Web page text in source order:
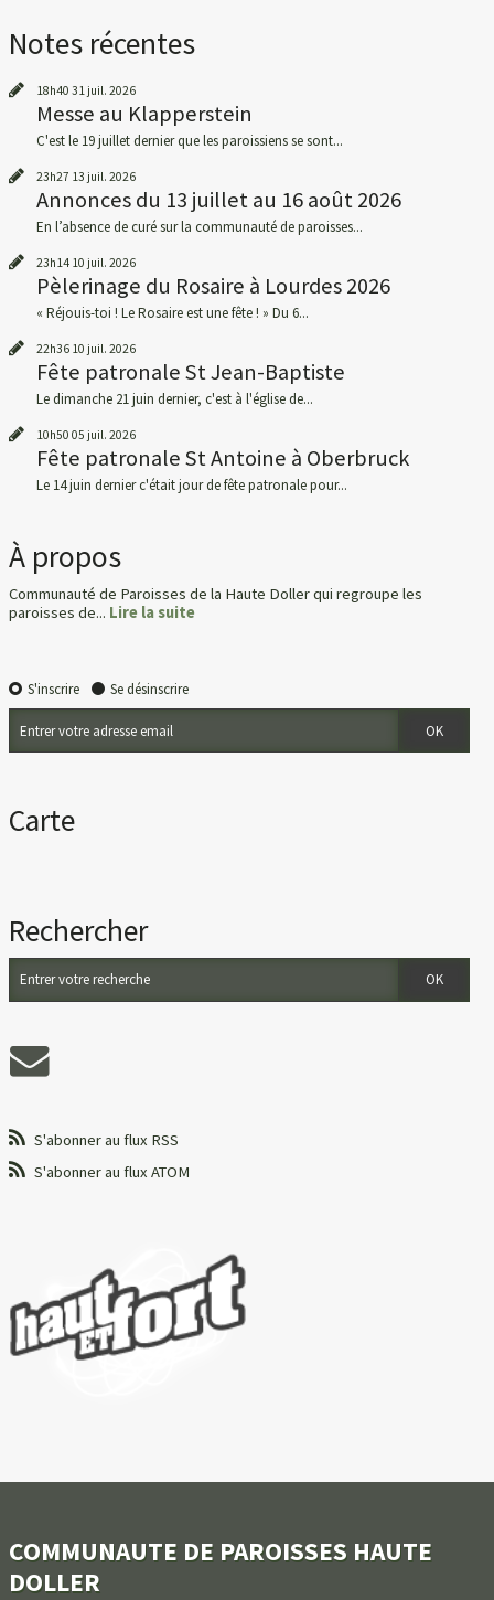
Notes récentes
18h40 31 juil. 2026
Messe au Klapperstein
C'est le 19 juillet dernier que les paroissiens se sont...
23h27 13 juil. 2026
Annonces du 13 juillet au 16 août 2026
En l’absence de curé sur la communauté de paroisses...
23h14 10 juil. 2026
Pèlerinage du Rosaire à Lourdes 2026
« Réjouis-toi ! Le Rosaire est une fête ! » Du 6...
22h36 10 juil. 2026
Fête patronale St Jean-Baptiste
Le dimanche 21 juin dernier, c'est à l'église de...
10h50 05 juil. 2026
Fête patronale St Antoine à Oberbruck
Le 14 juin dernier c'était jour de fête patronale pour...
À propos
Communauté de Paroisses de la Haute Doller qui regroupe les
paroisses de... Lire la suite
S'inscrire Se désinscrire
Carte
Rechercher
S'abonner au flux RSS
S'abonner au flux ATOM
COMMUNAUTE DE PAROISSES HAUTE
DOLLER